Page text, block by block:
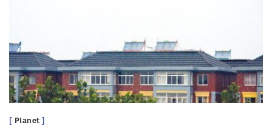
Planet